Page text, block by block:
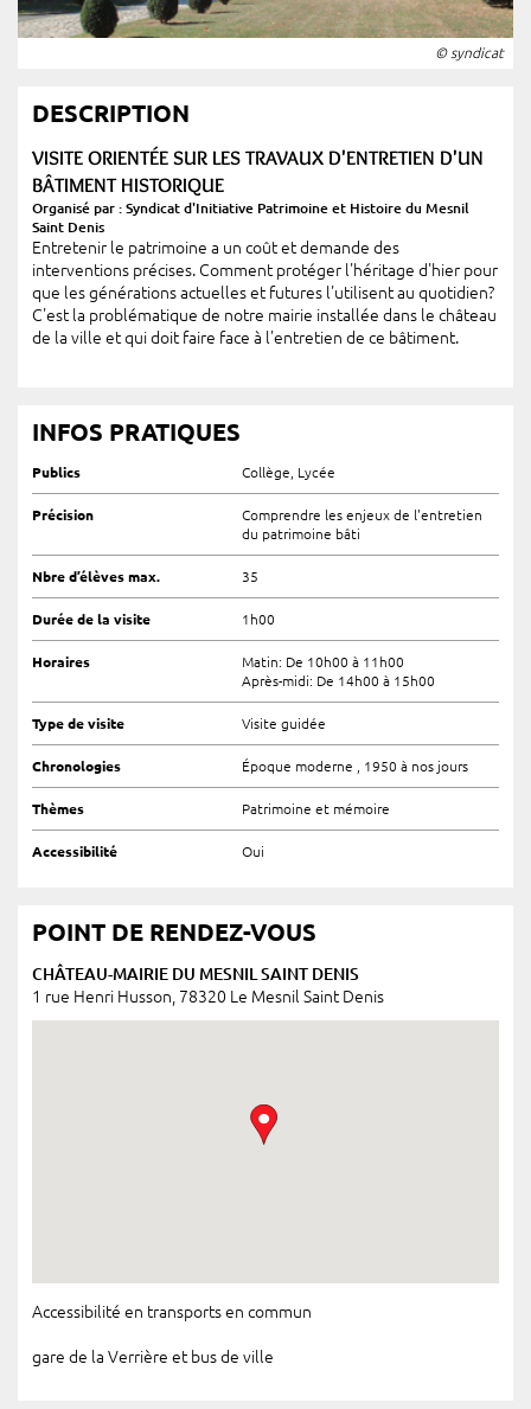
© syndicat
DESCRIPTION
VISITE ORIENTÉE SUR LES TRAVAUX D'ENTRETIEN D'UN
BÂTIMENT HISTORIQUE
Organisé par : Syndicat d'Initiative Patrimoine et Histoire du Mesnil
Saint Denis
Entretenir le patrimoine a un coût et demande des
interventions précises. Comment protéger l'héritage d'hier pour
que les générations actuelles et futures l'utilisent au quotidien?
C'est la problématique de notre mairie installée dans le château
de la ville et qui doit faire face à l'entretien de ce bâtiment.
INFOS PRATIQUES
Publics Collège, Lycée
Précision
Comprendre les enjeux de l'entretien
du patrimoine bâti
Nbre d’élèves max. 35
Durée de la visite 1h00
Horaires
Matin: De 10h00 à 11h00
Après-midi: De 14h00 à 15h00
Type de visite Visite guidée
Chronologies Époque moderne , 1950 à nos jours
Thèmes Patrimoine et mémoire
Accessibilité Oui
POINT DE RENDEZ-VOUS
CHÂTEAU-MAIRIE DU MESNIL SAINT DENIS
1 rue Henri Husson, 78320 Le Mesnil Saint Denis
Accessibilité en transports en commun
gare de la Verrière et bus de ville